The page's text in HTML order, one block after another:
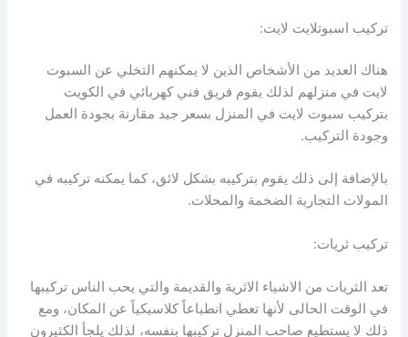
تركيب اسبوتلايت لايت:
هناك العديد من الأشخاص الذين لا يمكنهم التخلي عن السبوت
لايت في منزلهم لذلك يقوم فريق فني كهربائي في الكويت
بتركيب سبوت لايت في المنزل بسعر جيد مقارنة بجودة العمل
وجودة التركيب.
بالإضافة إلى ذلك يقوم بتركيبه بشكل لائق، كما يمكنه تركيبه في
المولات التجارية الضخمة والمحلات.
تركيب ثريات:
تعد الثريات من الاشياء الاثرية والقديمة والتي يحب الناس تركيبها
في الوقت الحالى لأنها تعطي انطباعاً كلاسيكياً عن المكان، ومع
ذلك لا يستطيع صاحب المنزل تركيبها بنفسه، لذلك يلجأ الكثيرون